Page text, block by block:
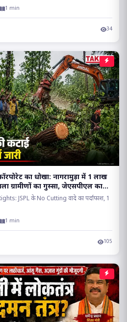
1 min
34
का धोखा: नागरामुड़ा में 1 लाख
ग्रामीणों का गुस्सा, जेएसपीएल का
JSPL के No Cutting वादे का पर्दाफाश, 1
1 min
105